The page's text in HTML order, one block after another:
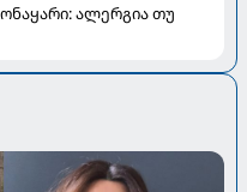
ალერგია თუ